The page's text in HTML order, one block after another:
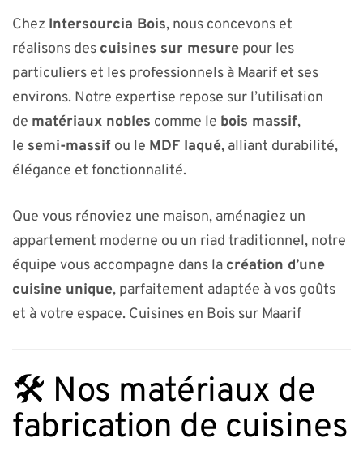
Chez Intersourcia Bois, nous concevons et
réalisons des cuisines sur mesure pour les
particuliers et les professionnels à Maarif et ses
environs. Notre expertise repose sur l’utilisation
de matériaux nobles comme le bois massif,
le semi-massif ou le MDF laqué, alliant durabilité,
élégance et fonctionnalité.
Que vous rénoviez une maison, aménagiez un
appartement moderne ou un riad traditionnel, notre
équipe vous accompagne dans la création d’une
cuisine unique, parfaitement adaptée à vos goûts
et à votre espace. Cuisines en Bois sur Maarif
🛠️ Nos matériaux de
fabrication de cuisines